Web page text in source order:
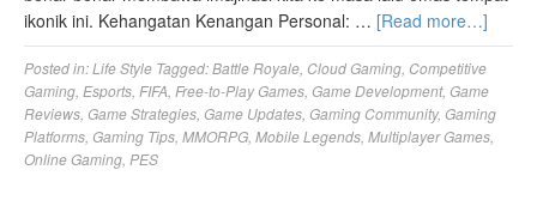
ikonik ini. Kehangatan Kenangan Personal: … [Read more…]
Posted in:Life Style Tagged:Battle Royale Cloud Gaming Competitive
Gaming Esports FIFA Free-to-Play Games Game Development, Game
Reviews Game Strategies Game Updates Gaming Community, Gaming
Platforms Gaming Tips MMORPG Mobile Legends Multiplayer Games
Online Gaming PES